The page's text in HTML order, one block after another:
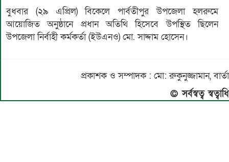
বুধবার (২৯ এপ্রিল) বিকেলে পার্বতীপুর উপজেলা হলরুমে
আয়োজিত অনুষ্ঠানে প্রধান অতিথি হিসেবে উপস্থিত ছিলেন
উপজেলা নির্বাহী কর্মকর্তা (ইউএনও) মো. সাদ্দাম হোসেন।
প্রকাশক ও সম্পাদক : মো: রুকুনুজ্জামান,
© সর্বস্বত্ব